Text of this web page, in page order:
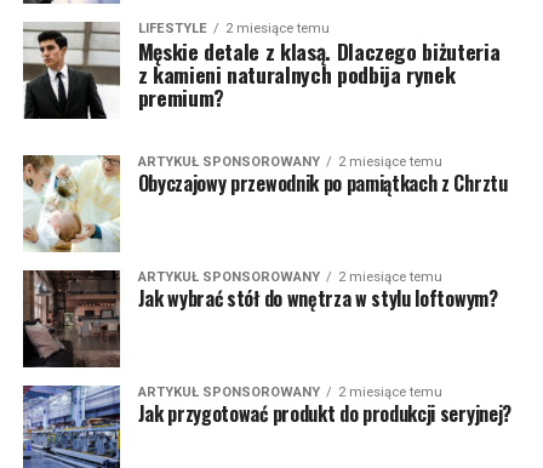
LIFESTYLE 2 miesiące temu
Męskie detale z klasą. Dlaczego biżuteria
z kamieni naturalnych podbija rynek
premium?
ARTYKUŁ SPONSOROWANY 2 miesiące temu
Obyczajowy przewodnik po pamiątkach z Chrztu
ARTYKUŁ SPONSOROWANY 2 miesiące temu
Jak wybrać stół do wnętrza w stylu loftowym?
ARTYKUŁ SPONSOROWANY 2 miesiące temu
Jak przygotować produkt do produkcji seryjnej?